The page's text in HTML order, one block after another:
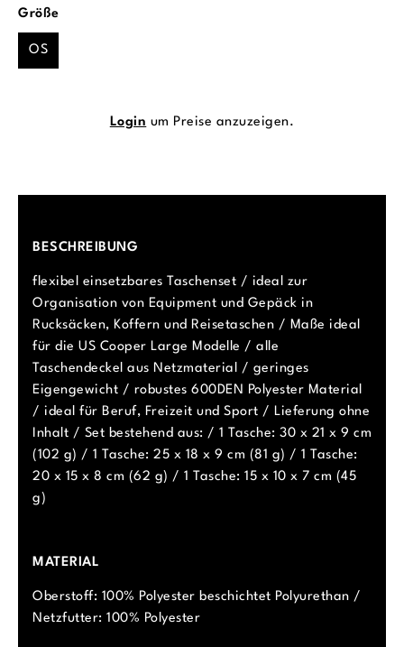
Größeauswählen
OS
Login um Preise anzuzeigen.
BESCHREIBUNG
flexibel einsetzbares Taschenset / ideal zur
Organisation von Equipment und Gepäck in
Rucksäcken, Koffern und Reisetaschen / Maße ideal
für die US Cooper Large Modelle / alle
Taschendeckel aus Netzmaterial / geringes
Eigengewicht / robustes 600DEN Polyester Material
/ ideal für Beruf, Freizeit und Sport / Lieferung ohne
Inhalt / Set bestehend aus: / 1 Tasche: 30 x 21 x 9 cm
(102 g) / 1 Tasche: 25 x 18 x 9 cm (81 g) / 1 Tasche:
20 x 15 x 8 cm (62 g) / 1 Tasche: 15 x 10 x 7 cm (45
g)
MATERIAL
Oberstoff: 100% Polyester beschichtet Polyurethan /
Netzfutter: 100% Polyester